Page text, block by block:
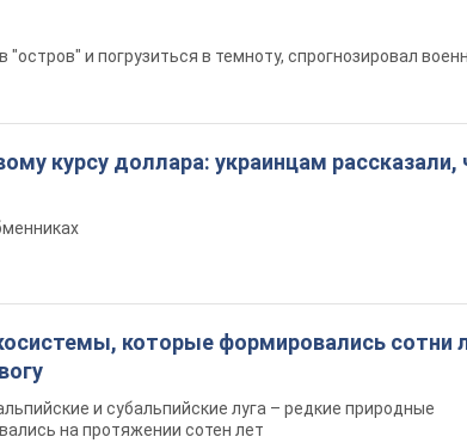
и погрузиться в темноту, спрогнозировал
курсу доллара: украинцам рассказали,
которые формировались сотни
и субальпийские луга – редкие природные
на протяжении сотен лет